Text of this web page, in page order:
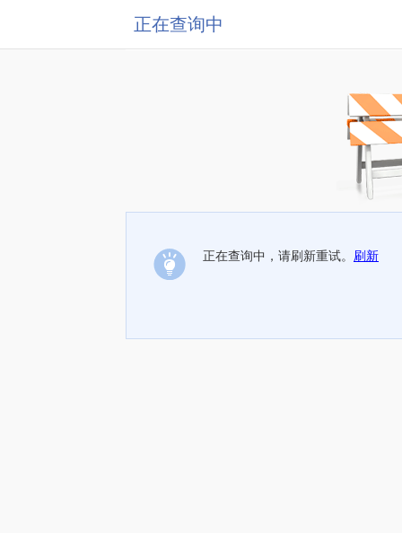
正在查询中
正在查询中，请刷新重试。 刷新